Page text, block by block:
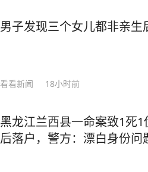
男子发现三个女儿都非亲生
看看新闻 18小时前
黑龙江兰西县一命案致1死
后落户，警方：漂白身份问